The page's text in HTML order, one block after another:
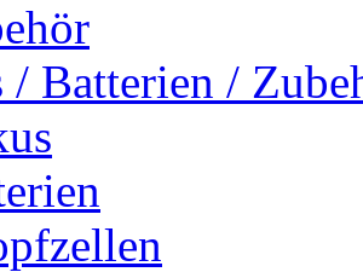
Batterien /